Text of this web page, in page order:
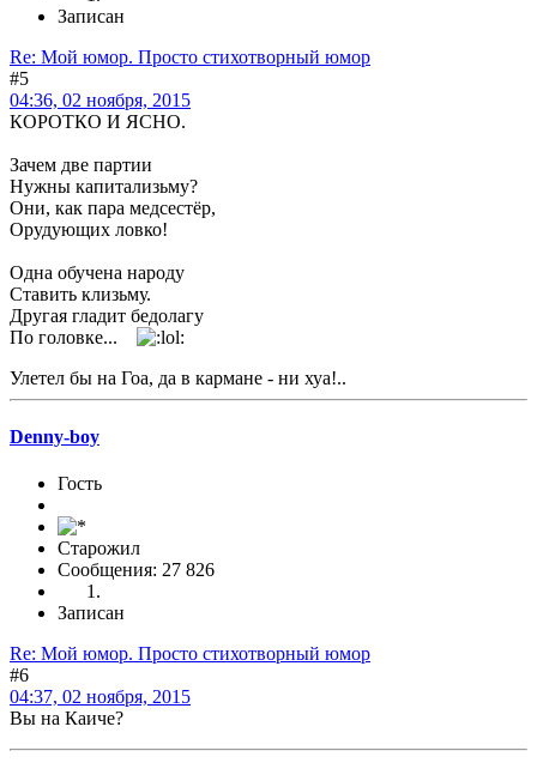
Записан
Re: Мой юмор. Просто стихотворный юмор
#5
04:36, 02 ноября, 2015
КОРОТКО И ЯСНО.
Зачем две партии
Нужны капитализьму?
Они, как пара медсестёр,
Орудующих ловко!
Одна обучена народу
Ставить клизьму.
Другая гладит бедолагу
По головке...
Улетел бы на Гоа, да в кармане - ни хуа!..
Denny-boy
Гость
Старожил
Сообщения: 27 826
Записан
Re: Мой юмор. Просто стихотворный юмор
#6
04:37, 02 ноября, 2015
Вы на Каиче?